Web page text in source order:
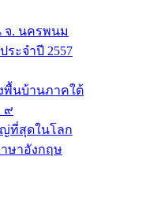
จ. นครพนม
ะจำปี 2557
พื้นบ้านภาคใต้
๙
ญ่ที่สุดในโลก
ษาอังกฤษ